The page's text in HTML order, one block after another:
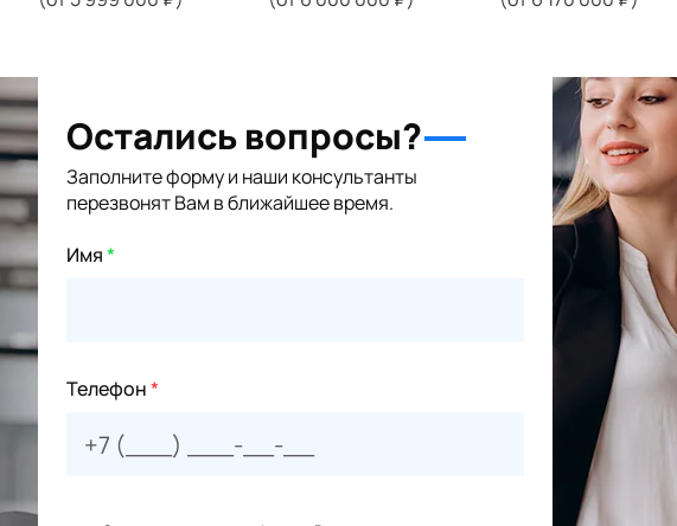
Остались вопросы?
Заполните форму и наши консультанты
перезвонят Вам в ближайшее время.
Имя*
Телефон*